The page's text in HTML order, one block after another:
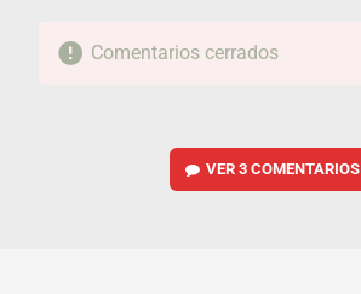
Comentarios cerrados
VER3 COMENTARIOS